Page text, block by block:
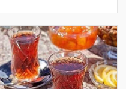
istinadən xəbər verir ki, yeni
araşdırmad